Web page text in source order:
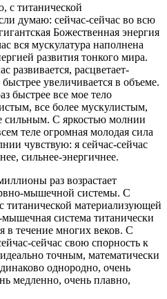
с титанической
думаю: сейчас-сейчас во всю
Божественная энергия
вся мускулатура наполнена
развития тонкого мира.
развивается, расцветает-
увеличивается в объеме.
быстрее все мое тело
все более мускулистым,
сильным. С яркостью молнии
теле огромная молодая сила
чувствую: я сейчас-сейчас
сильнее-энергичнее.
раз возрастает
мышечной системы. С
титанической материализующей
система титанически
в течение многих веков. С
сейчас свою спорность к
точным, математически
однородно, очень
медленно, очень плавно,